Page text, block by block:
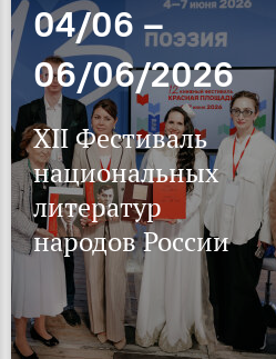
04/06 –
06/06/2026
XII Фестиваль
национальных
литератур
народов России